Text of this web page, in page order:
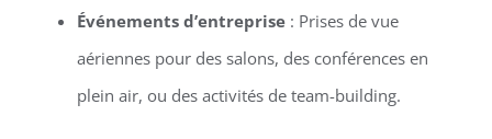
Événements d’entreprise: Prises de vue
aériennes pour des salons, des conférences en
plein air, ou des activités de team-building.